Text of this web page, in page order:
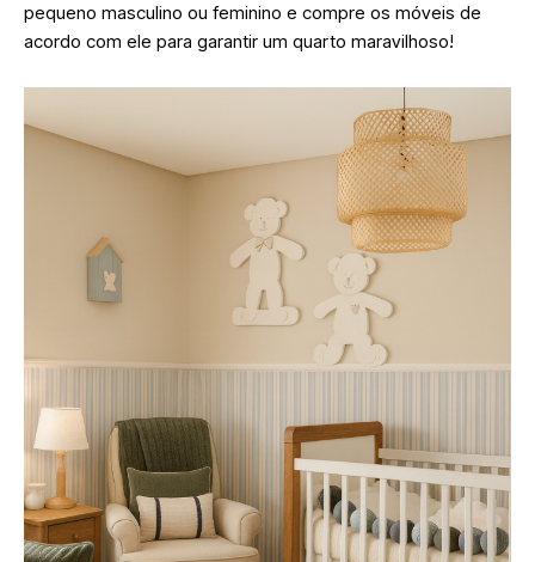
pequeno masculino ou feminino e compre os móveis de
acordo com ele para garantir um quarto maravilhoso!